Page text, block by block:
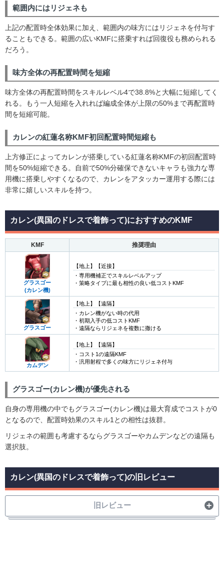
範囲内にはリジェネも
上記の配置時全体効果に加え、範囲内の味方にはリジェネを付与す
ることもできる。範囲の広いKMFに搭乗すれば回復役も務められる
だろう。
味方全体の再配置時間を短縮
味方全体の再配置時間をスキルレベル4で38.8%と大幅に短縮してく
れる。もう一人短縮を入れれば編成全体が上限の50%まで再配置時
間を短縮可能。
カレンの紅蓮名称KMF初回配置時間短縮も
上方修正によってカレンが搭乗している紅蓮名称KMFの初回配置時
間を50%短縮できる。自前で50%分確保できないキャラも強力な専
用機に搭乗しやすくなるので、カレンをアタッカー運用する際には
非常に嬉しいスキルを持つ。
カレン(異国のドレスで着飾って)におすすめのKMF
KMF 推奨理由
グラスゴー
(カレン機)
【地上】【近接】
・専用機補正でスキルレベルアップ
・策略タイプに最も相性の良い低コストKMF
グラスゴー
【地上】【遠隔】
・カレン機がない時の代用
・初期入手の低コストKMF
・遠隔ならリジェネを複数に撒ける
カムデン
【地上】【遠隔】
・コスト1の遠隔KMF
・汎用射程で多くの味方にリジェネ付与
グラスゴー(カレン機)が優先される
自身の専用機の中でもグラスゴー(カレン機)は最大育成でコストが0
となるので、配置時効果のスキル1との相性は抜群。
リジェネの範囲も考慮するならグラスゴーやカムデンなどの遠隔も
選択肢。
カレン(異国のドレスで着飾って)の旧レビュー
旧レビュー